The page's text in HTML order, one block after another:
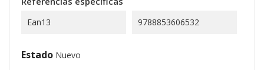
Ean13 9788853606532
Estado Nuevo